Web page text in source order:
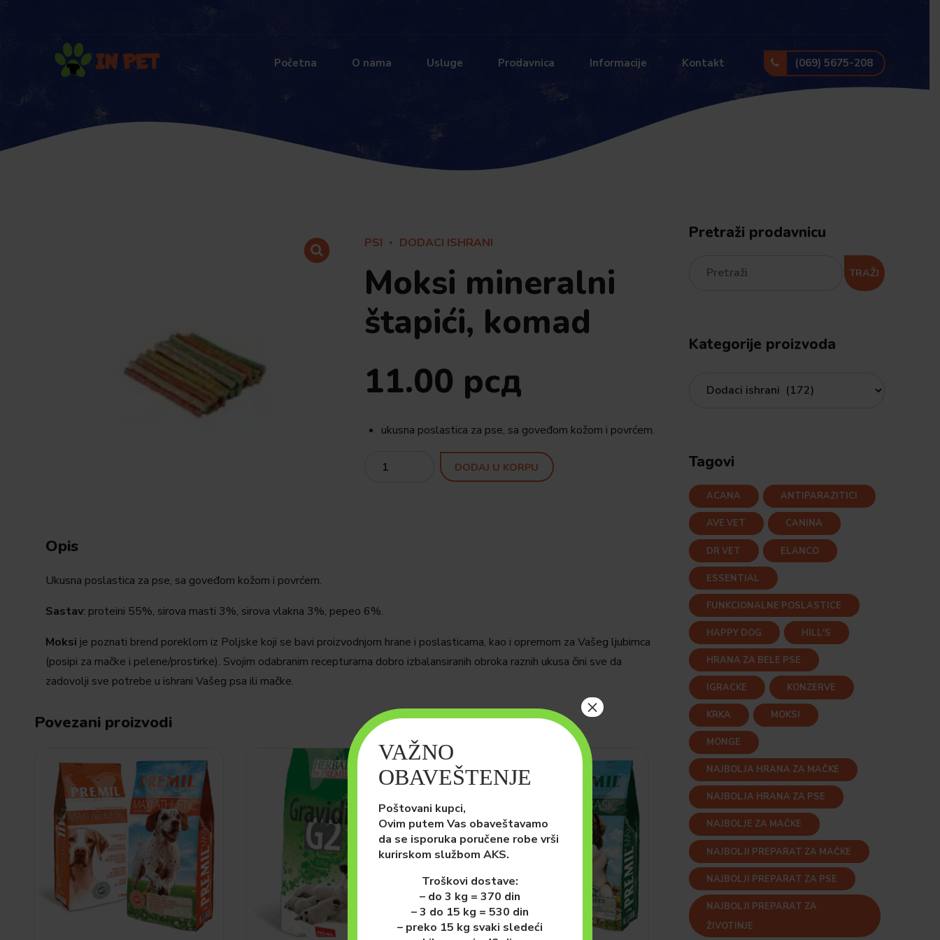
(069) 5675-208
Početna O nama Usluge Prodavnica Informacije Kontakt
PSI DODACI ISHRANI
Moksi mineralni
štapići, komad
11.00 рсд
ukusna poslastica za pse, sa goveđom kožom i povrćem.
Quantity
DODAJ U KORPU
Opis
Ukusna poslastica za pse, sa goveđom kožom i povrćem.
Sastav: proteini 55%, sirova masti 3%, sirova vlakna 3%, pepeo 6%.
Moksi je poznati brend poreklom iz Poljske koji se bavi proizvodnjom hrane i poslasticama, kao i opremom za Vašeg ljubimca
(posipi za mačke i pelene/prostirke). Svojim odabranim recepturama dobro izbalansiranih obroka raznih ukusa čini sve da
zadovolji sve potrebe u ishrani Vašeg psa ili mačke.
Povezani proizvodi
Pretraži prodavnicu
TRAŽI
Kategorije proizvoda
Tagovi
ACANA ANTIPARAZITICI
AVE VET CANINA
DR VET ELANCO
ESSENTIAL
FUNKCIONALNE POSLASTICE
HAPPY DOG HILL'S
HRANA ZA BELE PSE
IGRACKE KONZERVE
KRKA MOKSI
MONGE
NAJBOLJA HRANA ZA MAČKE
NAJBOLJA HRANA ZA PSE
NAJBOLJE ZA MAČKE
NAJBOLJI PREPARAT ZA MAČKE
NAJBOLJI PREPARAT ZA PSE
NAJBOLJI PREPARAT ZA
ŽIVOTINJE
VAŽNO
OBAVEŠTENJE
Poštovani kupci,
Ovim putem Vas obaveštavamo
da se isporuka poručene robe vrši
kurirskom službom AKS.
Troškovi dostave:
– do 3 kg = 370 din
– 3 do 15 kg = 530 din
– preko 15 kg svaki sledeći
×